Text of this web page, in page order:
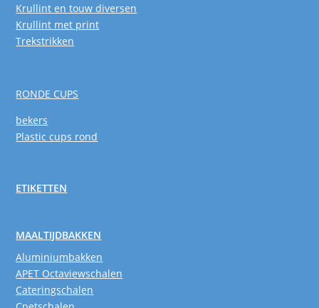
Krullint en touw diversen
Krullint met print
Trekstrikken
RONDE CUPS
bekers
Plastic cups rond
ETIKETTEN
MAALTIJDBAKKEN
Aluminiumbakken
APET Octaviewschalen
Cateringschalen